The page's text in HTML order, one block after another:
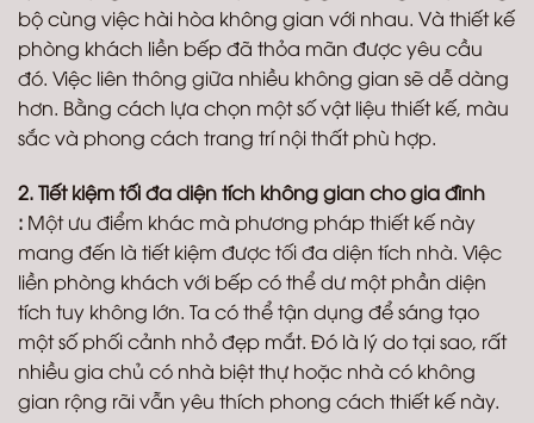
bộ cùng việc hài hòa không gian với nhau. Và thiết kế
phòng khách liền bếp đã thỏa mãn được yêu cầu
đó. Việc liên thông giữa nhiều không gian sẽ dễ dàng
hơn. Bằng cách lựa chọn một số vật liệu thiết kế, màu
sắc và phong cách trang trí nội thất phù hợp.
2. Tiết kiệm tối đa diện tích không gian cho gia đình
: Một ưu điểm khác mà phương pháp thiết kế này
mang đến là tiết kiệm được tối đa diện tích nhà. Việc
liền phòng khách với bếp có thể dư một phần diện
tích tuy không lớn. Ta có thể tận dụng để sáng tạo
một số phối cảnh nhỏ đẹp mắt. Đó là lý do tại sao, rất
nhiều gia chủ có nhà biệt thự hoặc nhà có không
gian rộng rãi vẫn yêu thích phong cách thiết kế này.